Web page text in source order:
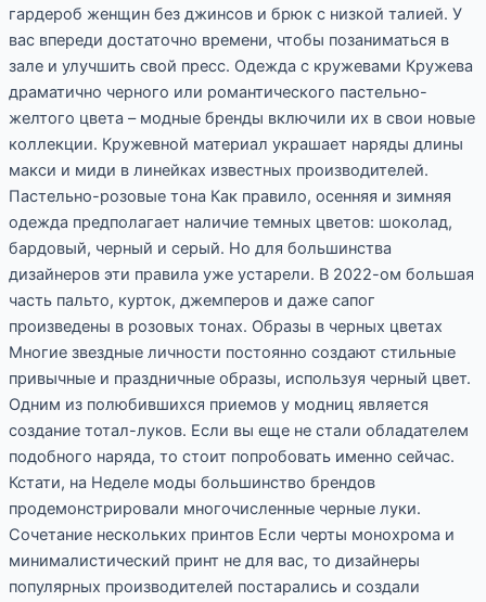
гардероб женщин без джинсов и брюк с низкой талией. У
вас впереди достаточно времени, чтобы позаниматься в
зале и улучшить свой пресс. Одежда с кружевами Кружева
драматично черного или романтического пастельно-
желтого цвета – модные бренды включили их в свои новые
коллекции. Кружевной материал украшает наряды длины
макси и миди в линейках известных производителей.
Пастельно-розовые тона Как правило, осенняя и зимняя
одежда предполагает наличие темных цветов: шоколад,
бардовый, черный и серый. Но для большинства
дизайнеров эти правила уже устарели. В 2022-ом большая
часть пальто, курток, джемперов и даже сапог
произведены в розовых тонах. Образы в черных цветах
Многие звездные личности постоянно создают стильные
привычные и праздничные образы, используя черный цвет.
Одним из полюбившихся приемов у модниц является
создание тотал-луков. Если вы еще не стали обладателем
подобного наряда, то стоит попробовать именно сейчас.
Кстати, на Неделе моды большинство брендов
продемонстрировали многочисленные черные луки.
Сочетание нескольких принтов Если черты монохрома и
минималистический принт не для вас, то дизайнеры
популярных производителей постарались и создали